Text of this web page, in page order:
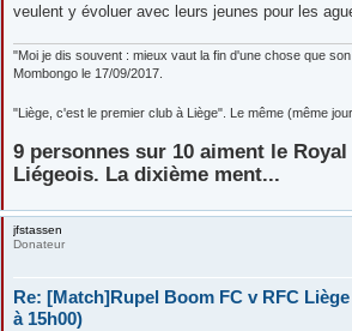
veulent y évoluer avec leurs jeunes pour les
"Moi je dis souvent : mieux vaut la fin d'une chose que
Mombongo le 17/09/2017.
"Liège, c'est le premier club à Liège". Le même (même
9 personnes sur 10 aiment le
Liégeois. La dixième ment...
jfstassen
Donateur
Re: [Match]Rupel Boom FC v RFC
à 15h00)